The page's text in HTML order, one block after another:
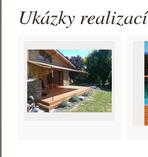
Ukázky realizací